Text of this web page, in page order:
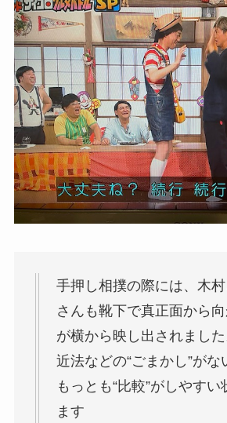
手押し相撲の際には、木
さんも靴下で真正面から
が横から映し出されまし
近法などの“ごまかし”がな
もっとも“比較”がしやすい
ます